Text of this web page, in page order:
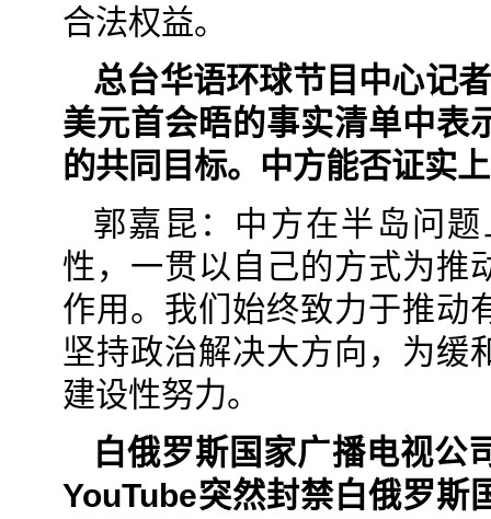
合法权益。
总台华语环球节目中心记
美元首会晤的事实清单中表
的共同目标。中方能否证实
郭嘉昆：中方在半岛问
性，一贯以自己的方式为推
作用。我们始终致力于推动
坚持政治解决大方向，为缓
建设性努力。
白俄罗斯国家广播电视公
YouTube突然封禁白俄罗斯